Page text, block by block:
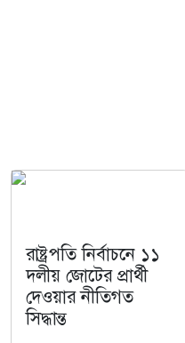
রাষ্ট্রপতি নির্বাচনে ১১
দলীয় জোটের প্রার্থী
দেওয়ার নীতিগত
সিদ্ধান্ত